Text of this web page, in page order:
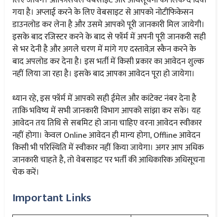
गया है। अप्लाई करने के लिए वेबसाइट से आपको नोटीफिकेसन
डाउनलोड कर लेना है और उसमे आपको पूरी जानकारी मिल जायेगी।
इसके बाद रजिस्टर करने के बाद से फॉर्म में अपनी पूरी जानकरी सही
से भर देनी है और अगले चरण में मांगे गए दस्तावेज़ स्कैन करने के
बाद अपलोड कर देना है। इस भर्ती में किसी प्रकार का आवेदन शुल्क
नहीं लिया जा रहा है। इसके बाद आपका आवेदन पूरा हो जायेगा।
ध्यान रहे, इस फॉर्म में आपको सही ईमेल और कांटेक्ट नंबर देना है
ताकि भविष्य में सभी जानकारी विभाग आपको सांझा कर सके। यह
आवेदन तय तिथि से सबमिट हो जाना चाहिए वरना आवेदन स्वीकार
नहीं होगा। केवल Online आवेदन ही मान्य होगा, Offline आवेदन
किसी भी परिस्थिति में स्वीकार नहीं किया जायेगा। अगर आप अधिक
जानकारी चाहते है, तो वेबसाइट पर भर्ती की आधिकारिक अधिसूचना
चेक करें।
Important Links